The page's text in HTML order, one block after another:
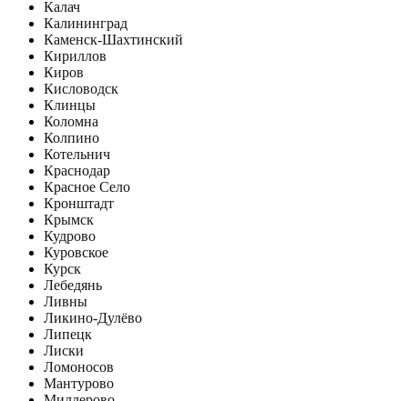
Калач
Калининград
Каменск-Шахтинский
Кириллов
Киров
Кисловодск
Клинцы
Коломна
Колпино
Котельнич
Краснодар
Красное Село
Кронштадт
Крымск
Кудрово
Куровское
Курск
Лебедянь
Ливны
Ликино-Дулёво
Липецк
Лиски
Ломоносов
Мантурово